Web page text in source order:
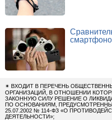
✴ ВХОДИТ В ПЕРЕЧЕНЬ
ОРГАНИЗАЦИЙ, В ОТНОШЕНИИ
ЗАКОННУЮ СИЛУ РЕШЕНИЕ О
ПО ОСНОВАНИЯМ,
25.07.2002 № 114-ФЗ «О
ДЕЯТЕЛЬНОСТИ»;